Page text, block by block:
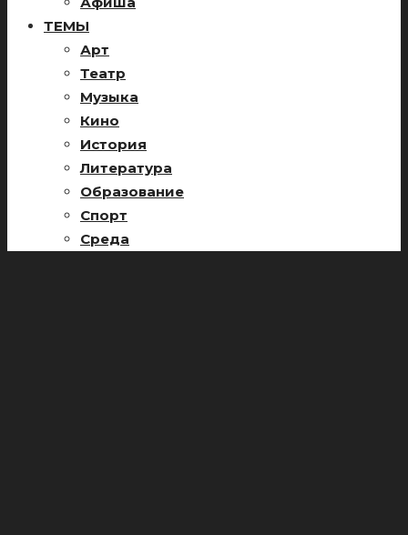
ТЕМЫ
Арт
Театр
Музыка
Кино
История
Литература
Образование
Спорт
Среда